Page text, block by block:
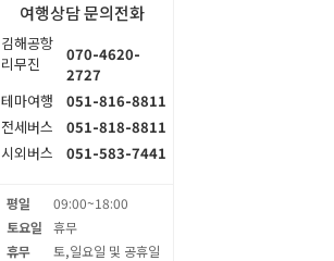
여행상담 문의전화
김해공항
리무진
070-4620-
2727
테마여행
051-816-8811
전세버스
051-818-8811
시외버스
051-583-7441
평일
09:00~18:00
토요일
휴무
휴무
토,일요일 및 공휴일